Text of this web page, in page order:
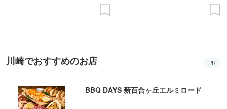
川崎でおすすめのお店 PR
BBQ DAYS 新百合ヶ丘エルミロード